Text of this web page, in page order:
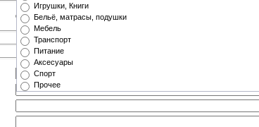
Игрушки, Книги
Бельё, матрасы, подушки
Мебель
Транспорт
Питание
Аксесуары
Спорт
Прочее
Стандартный загрузчик|Мультизагрузчик